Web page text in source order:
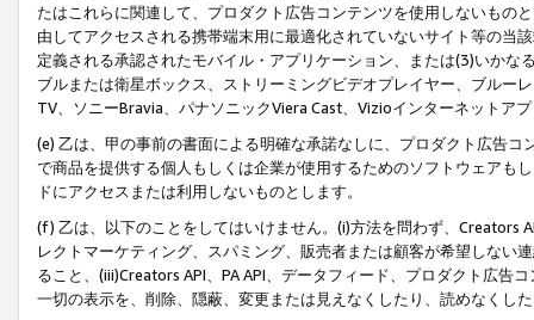
たはこれらに関連して、プロダクト広告コンテンツを使用しないもの
由してアクセスされる携帯端末用に最適化されていないサイト等の当
定義される承認されたモバイル・アプリケーション、または(3)いか
ブルまたは衛星ボックス、ストリーミングビデオプレイヤー、ブルー
TV、ソニーBravia、パナソニックViera Cast、Vizioインターネットア
(e) 乙は、甲の事前の書面による明確な承諾なしに、プロダクト広告
で商品を提供する個人もしくは企業が使用するためのソフトウェアも
ドにアクセスまたは利用しないものとします。
(f) 乙は、以下のことをしてはいけません。(i)方法を問わず、Creators
レクトマーケティング、スパミング、販売者または顧客が希望しない
ること、(iii)Creators API、PA API、データフィード、プロダクト広告
一切の表示を、削除、隠蔽、変更または見えなくしたり、読めなくし